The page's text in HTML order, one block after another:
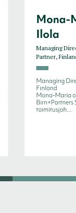
Mona-
Ilola
Managing
Partner,
Managing
Finland
Mona-Maria
Birn+Partners
toimitusjoh...